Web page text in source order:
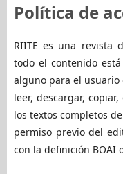
Política de
RIITE es una revista
todo el contenido
alguno para el usuario
leer, descargar,
los textos completos
permiso previo del
con la definición BOAI